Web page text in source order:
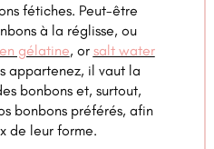
fétiches. Peut-être
à la réglisse, ou
gélatine, or salt water
appartenez, il vaut la
bonbons et, surtout,
bonbons préférés, afin
de leur forme.